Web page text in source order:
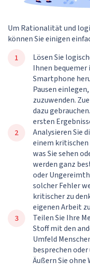
Um Rationalität und
können Sie einigen
Lösen Sie
Ihnen bequemer
Smartphone
Pausen
zuzuwenden.
dazu
ersten
Analysieren Sie
einem kritischen
was Sie sehen
werden ganz
oder
solcher Fehler
kritischer zu
eigenen Arbeit
Teilen Sie Ihre
Stoff mit den
Umfeld
besprechen
Äußern Sie ohne